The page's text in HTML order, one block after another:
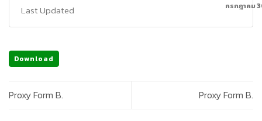
Last Updated กรกฎาคม
Download
Proxy Form B. Proxy Form B.